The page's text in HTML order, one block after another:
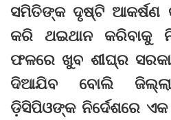
ସମିତିଙ୍କ ଦୃଷ୍ଟି ଆକର୍ଷଣ
କରି ଥଇଥାନ କରିବାକୁ
ଫଳରେ ଖୁବ ଶୀଘ୍ର
ଦିଆଯିବ ବୋଲି
ଡ଼ିସିପିଓଙ୍କ ନିର୍ଦେଶରେ